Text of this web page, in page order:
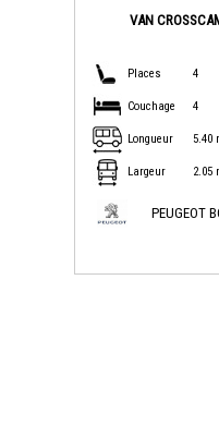
VAN
Places 4
Couchage 4
Longueur 5.40
Largeur 2.05
PEUGEOT